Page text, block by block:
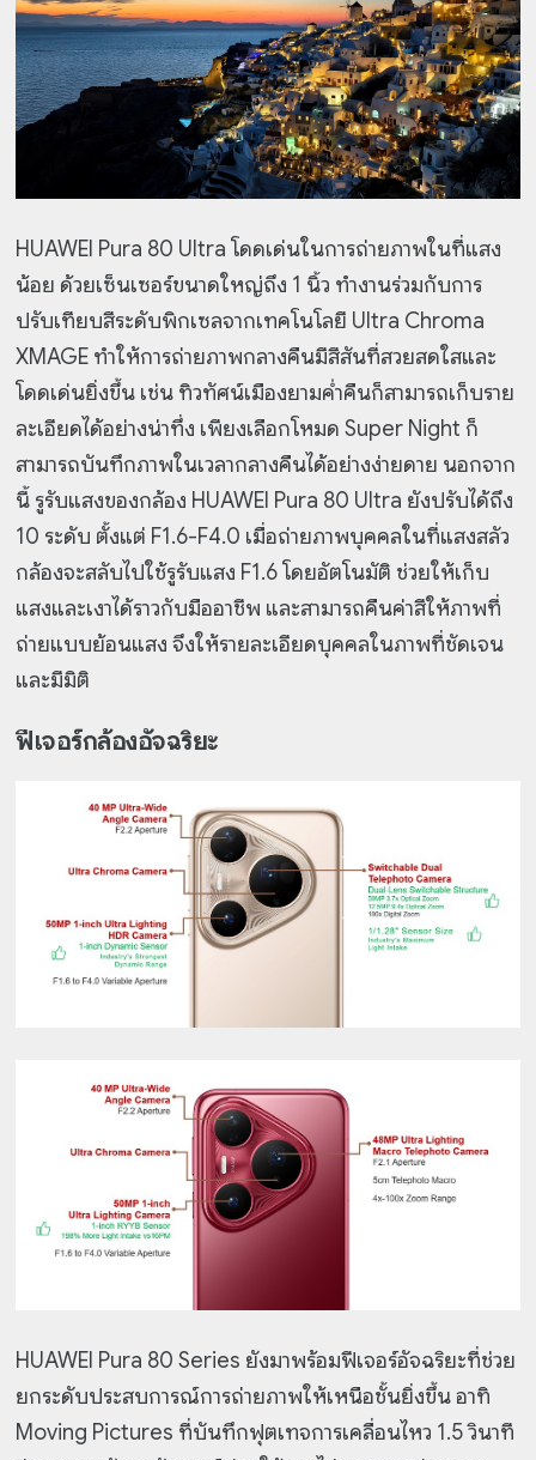
HUAWEI Pura 80 Ultra โดดเด่นในการถ่ายภาพในที่แสง
น้อย ด้วยเซ็นเซอร์ขนาดใหญ่ถึง 1 นิ้ว ทำงานร่วมกับการ
ปรับเทียบสีระดับพิกเซลจากเทคโนโลยี Ultra Chroma
XMAGE ทำให้การถ่ายภาพกลางคืนมีสีสันที่สวยสดใสและ
โดดเด่นยิ่งขึ้น เช่น ทิวทัศน์เมืองยามค่ำคืนก็สามารถเก็บราย
ละเอียดได้อย่างน่าทึ่ง เพียงเลือกโหมด Super Night ก็
สามารถบันทึกภาพในเวลากลางคืนได้อย่างง่ายดาย นอกจาก
นี้ รูรับแสงของกล้อง HUAWEI Pura 80 Ultra ยังปรับได้ถึง
10 ระดับ ตั้งแต่ F1.6-F4.0 เมื่อถ่ายภาพบุคคลในที่แสงสลัว
กล้องจะสลับไปใช้รูรับแสง F1.6 โดยอัตโนมัติ ช่วยให้เก็บ
แสงและเงาได้ราวกับมืออาชีพ และสามารถคืนค่าสีให้ภาพที่
ถ่ายแบบย้อนแสง จึงให้รายละเอียดบุคคลในภาพที่ชัดเจน
และมีมิติ
ฟีเจอร์กล้องอัจฉริยะ
HUAWEI Pura 80 Series ยังมาพร้อมฟีเจอร์อัจฉริยะที่ช่วย
ยกระดับประสบการณ์การถ่ายภาพให้เหนือชั้นยิ่งขึ้น อาทิ
Moving Pictures ที่บันทึกฟุตเทจการเคลื่อนไหว 1.5 วินาที